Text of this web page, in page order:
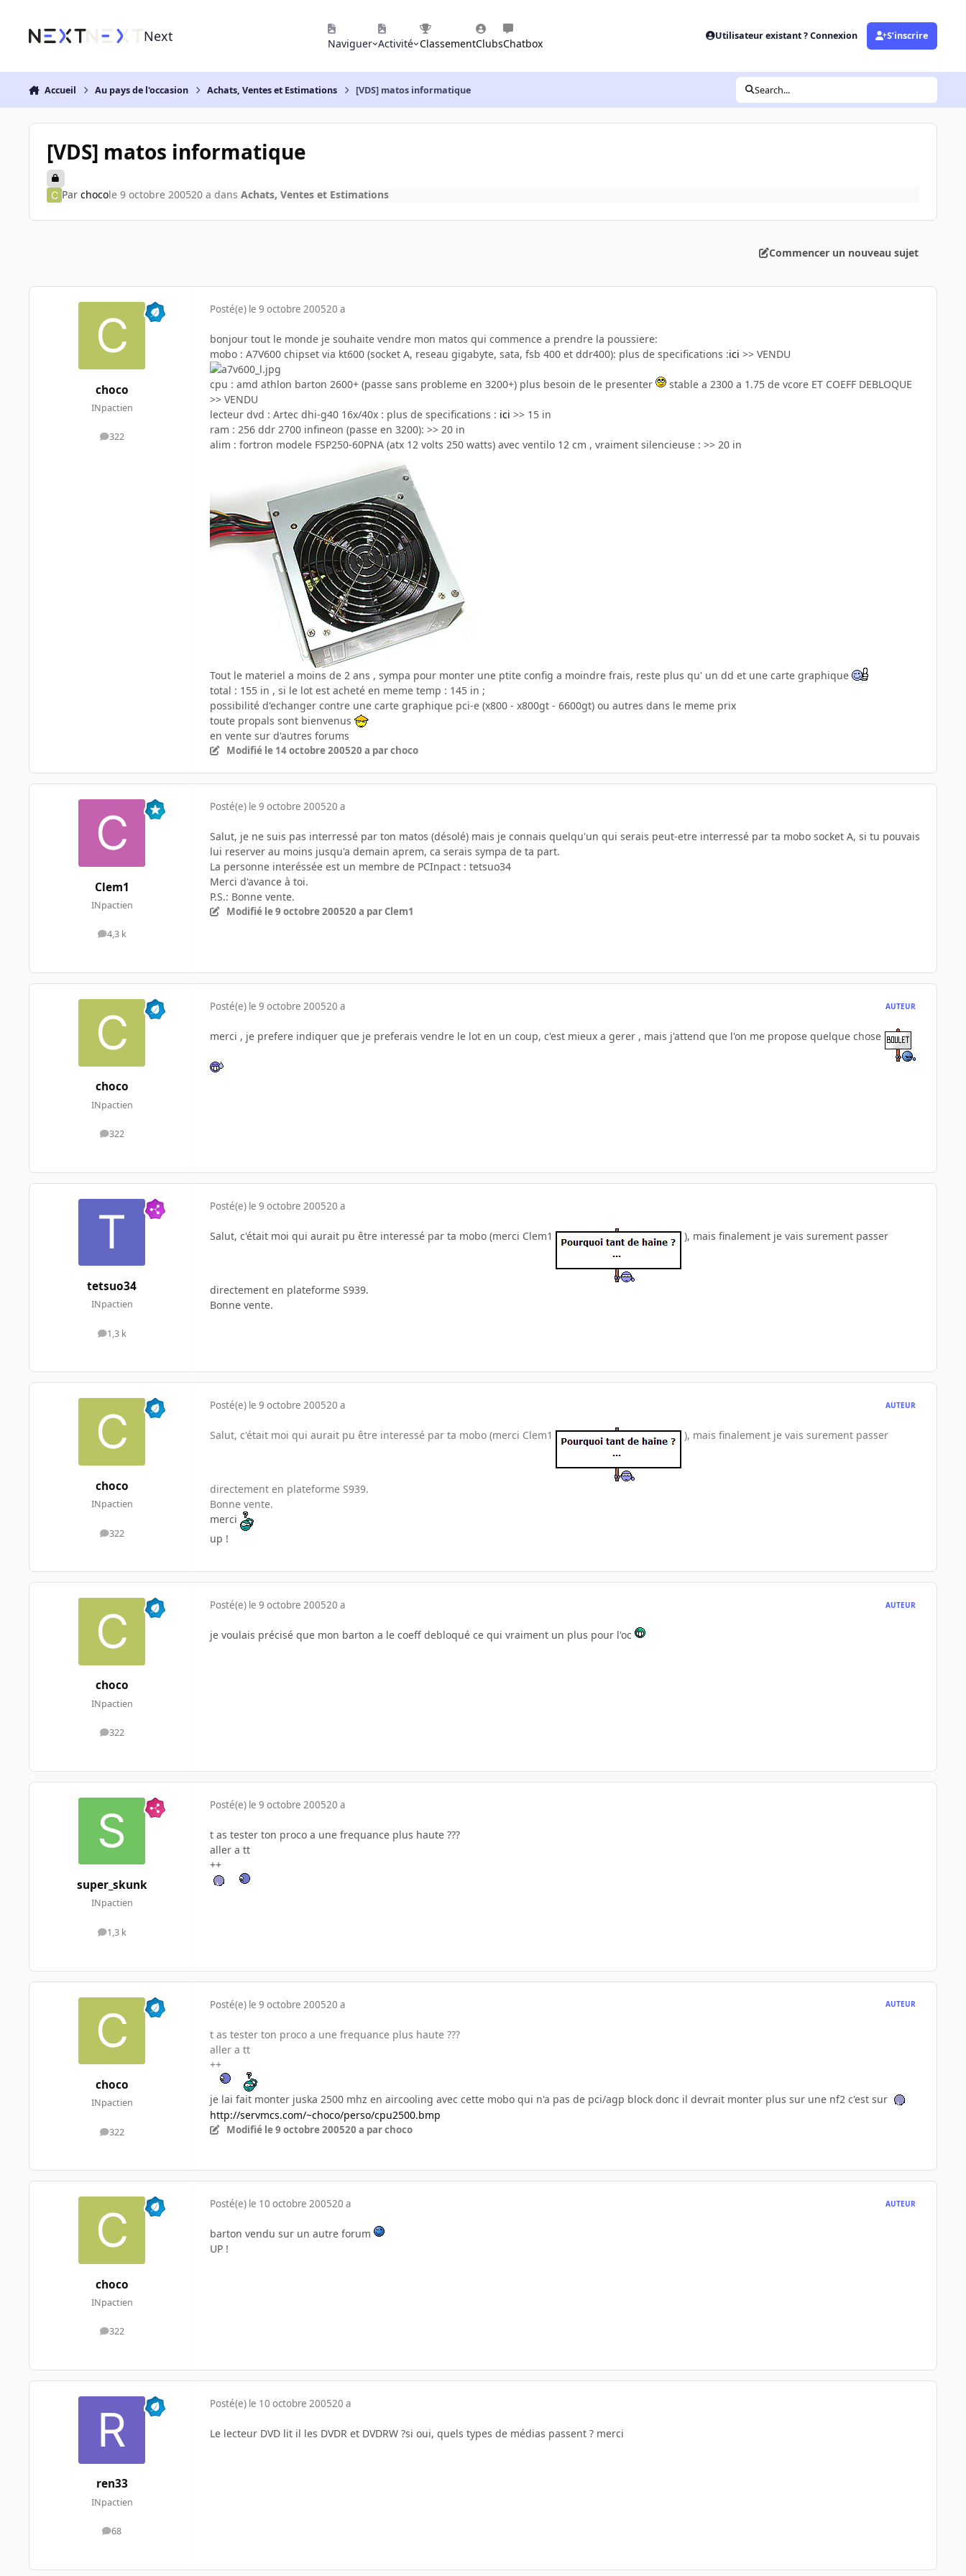
Next Naviguer Activité ClassementClubsChatbox
Utilisateur existant ? Connexion S’inscrire
Accueil Au pays de l'occasion Achats, Ventes et Estimations [VDS] matos informatique Search...
[VDS] matos informatique
Par chocole 9 octobre 200520 a dans Achats, Ventes et Estimations
Commencer un nouveau sujet
choco
INpactien
322
messages
Posté(e) le 9 octobre 200520 a
bonjour tout le monde je souhaite vendre mon matos qui commence a prendre la poussiere:
mobo : A7V600 chipset via kt600 (socket A, reseau gigabyte, sata, fsb 400 et ddr400): plus de specifications :ici >> VENDU
cpu : amd athlon barton 2600+ (passe sans probleme en 3200+) plus besoin de le presenter
stable a 2300 a 1.75 de vcore ET COEFF DEBLOQUE
>> VENDU
lecteur dvd : Artec dhi-g40 16x/40x : plus de specifications : ici >> 15 in
ram : 256 ddr 2700 infineon (passe en 3200): >> 20 in
alim : fortron modele FSP250-60PNA (atx 12 volts 250 watts) avec ventilo 12 cm , vraiment silencieuse : >> 20 in
Tout le materiel a moins de 2 ans , sympa pour monter une ptite config a moindre frais, reste plus qu' un dd et une carte graphique
total : 155 in , si le lot est acheté en meme temp : 145 in ;
possibilité d'echanger contre une carte graphique pci-e (x800 - x800gt - 6600gt) ou autres dans le meme prix
toute propals sont bienvenus
en vente sur d'autres forums
Modifié le 14 octobre 200520 a par choco
Clem1
INpactien
4,3 k
messages
Posté(e) le 9 octobre 200520 a
Salut, je ne suis pas interressé par ton matos (désolé) mais je connais quelqu'un qui serais peut-etre interressé par ta mobo socket A, si tu pouvais
lui reserver au moins jusqu'a demain aprem, ca serais sympa de ta part.
La personne interéssée est un membre de PCInpact : tetsuo34
Merci d'avance à toi.
P.S.: Bonne vente.
Modifié le 9 octobre 200520 a par Clem1
choco
INpactien
322
messages
Posté(e) le 9 octobre 200520 a AUTEUR
merci , je prefere indiquer que je preferais vendre le lot en un coup, c'est mieux a gerer , mais j'attend que l'on me propose quelque chose
tetsuo34
INpactien
1,3 k
messages
Posté(e) le 9 octobre 200520 a
Salut, c'était moi qui aurait pu être interessé par ta mobo (merci Clem1 ), mais finalement je vais surement passer
directement en plateforme S939.
Bonne vente.
choco
INpactien
322
messages
Posté(e) le 9 octobre 200520 a AUTEUR
Salut, c'était moi qui aurait pu être interessé par ta mobo (merci Clem1 ), mais finalement je vais surement passer
directement en plateforme S939.
Bonne vente.
merci
up !
choco
INpactien
322
messages
Posté(e) le 9 octobre 200520 a AUTEUR
je voulais précisé que mon barton a le coeff debloqué ce qui vraiment un plus pour l'oc
super_skunk
INpactien
1,3 k
messages
Posté(e) le 9 octobre 200520 a
t as tester ton proco a une frequance plus haute ???
aller a tt
++
choco
INpactien
322
messages
Posté(e) le 9 octobre 200520 a AUTEUR
t as tester ton proco a une frequance plus haute ???
aller a tt
++
je lai fait monter juska 2500 mhz en aircooling avec cette mobo qui n'a pas de pci/agp block donc il devrait monter plus sur une nf2 c'est sur
http://servmcs.com/~choco/perso/cpu2500.bmp
Modifié le 9 octobre 200520 a par choco
choco
INpactien
322
messages
Posté(e) le 10 octobre 200520 a AUTEUR
barton vendu sur un autre forum
UP !
ren33
INpactien
68
messages
Posté(e) le 10 octobre 200520 a
Le lecteur DVD lit il les DVDR et DVDRW ?si oui, quels types de médias passent ? merci